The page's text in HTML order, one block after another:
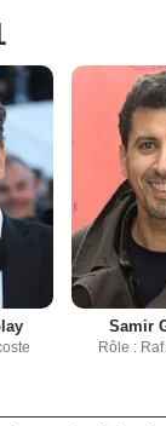
Samir
Rôle :